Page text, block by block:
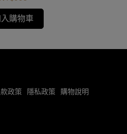
購物車
政策 隱私政策 購物說明